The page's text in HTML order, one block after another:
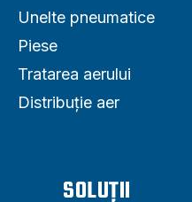
Unelte pneumatice
Piese
Tratarea aerului
Distribuție aer
SOLUȚII